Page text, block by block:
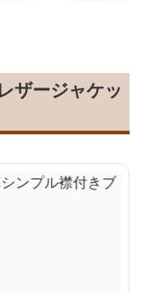
ザージャケッ